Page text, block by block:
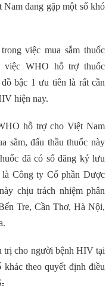
đang gặp một số khó
việc mua sắm thuốc
WHO hỗ trợ thuốc
bậc 1 ưu tiên là rất cần
hiện nay.
hỗ trợ cho Việt Nam
sắm, đấu thầu thuốc này
đã có số đăng ký lưu
Công ty Cổ phần Dược
chịu trách nhiệm phân
Tre, Cần Thơ, Hà Nội,
trị cho người bệnh HIV tại
khác theo quyết định điều
.